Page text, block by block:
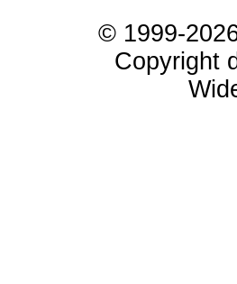
© 1999-
Copyright